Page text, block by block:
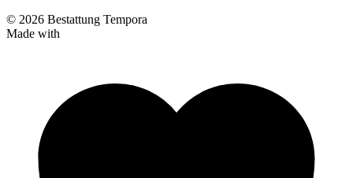
© 2026 Bestattung Tempora
Made with